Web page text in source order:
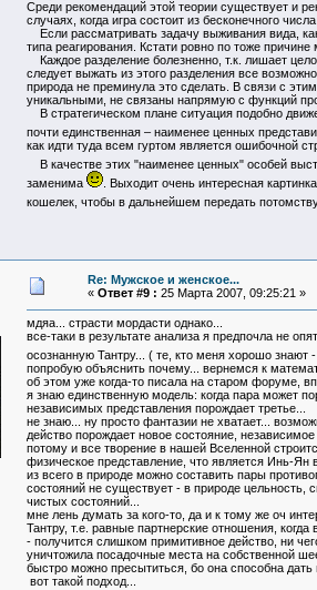
Среди рекомендаций этой теории существует и
случаях, когда игра состоит из бесконечного
Если рассматривать задачу выживания вида,
типа реагирования. Кстати ровно по тоже
Каждое разделение болезненно, т.к. лишает
следует выжать из этого разделения все
природа не преминула это сделать. В связи с
уникальными, не связаны напрямую с функций
В стратегическом плане ситуация подобно
почти единственная – наименее ценных
как идти туда всем гуртом является ошибочной
В качестве этих "наименее ценных" особей
заменима
. Выходит очень интересная
кошелек, чтобы в дальнейшем передать
Re: Мужское и женское...
« Ответ #9 : 25 Марта 2007, 09:25:21 »
мдяа... страсти мордасти однако...
все-таки в результате анализа я предпочла не
осознанную Тантру... ( те, кто меня хорошо
попробую объяснить почему... вернемся к
об этом уже когда-то писала на старом форуме,
я знаю единственную модель: когда пара может
независимых представления порождает третье...
не знаю... ну просто фантазии не хватает...
действо порождает новое состояние,
потому и все творение в нашей Вселенной
физическое представление, что является Инь-
из всего в природе можно составить пары
состояний не существует - в природе цельность,
чистых состояний...
мне лень думать за кого-то, да и к тому же оч
Тантру, т.е. равные партнерские отношения,
- получится слишком примитивное действо, ни
уничтожила посадочные места на собственной
быстро можно пресытиться, бо она способна
вот такой подход...